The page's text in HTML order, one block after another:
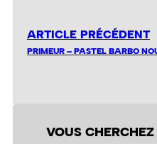
ARTICLE PRÉCÉDENT
PRIMEUR – PASTEL BARBO
VOUS